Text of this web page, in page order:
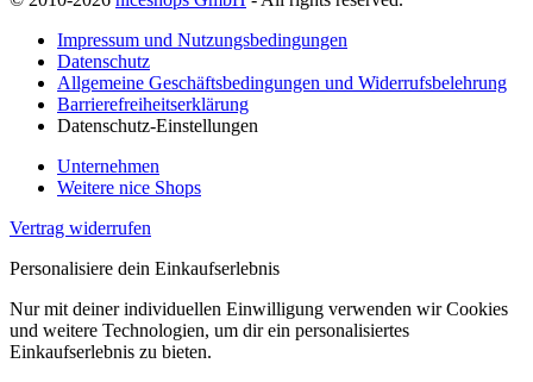
Impressum und Nutzungsbedingungen
Datenschutz
Allgemeine Geschäftsbedingungen und Widerrufsbelehrung
Barrierefreiheitserklärung
Datenschutz-Einstellungen
Unternehmen
Weitere nice Shops
Vertrag widerrufen
Personalisiere dein Einkaufserlebnis
Nur mit deiner individuellen Einwilligung verwenden wir Cookies
und weitere Technologien, um dir ein personalisiertes
Einkaufserlebnis zu bieten.